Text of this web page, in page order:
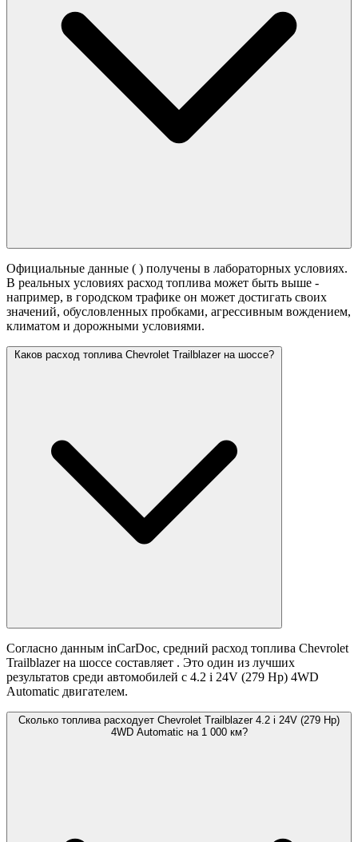
Официальные данные ( ) получены в лабораторных условиях.
В реальных условиях расход топлива может быть выше -
например, в городском трафике он может достигать своих
значений, обусловленных пробками, агрессивным вождением,
климатом и дорожными условиями.
Каков расход топлива Chevrolet Trailblazer на шоссе?
Согласно данным inCarDoc, средний расход топлива Chevrolet
Trailblazer на шоссе составляет . Это один из лучших
результатов среди автомобилей с 4.2 i 24V (279 Hp) 4WD
Automatic двигателем.
Сколько топлива расходует Chevrolet Trailblazer 4.2 i 24V (279 Hp)
4WD Automatic на 1 000 км?